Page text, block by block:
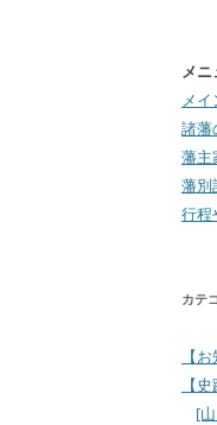
メニ
メイ
諸藩
藩主
藩別
行程
カテ
【
【
[